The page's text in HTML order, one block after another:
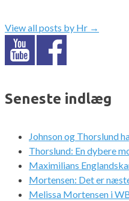
View all posts by Hr →
Seneste indlæg
Johnson og Thorslund
Thorslund: En dybere
Maximilians
Mortensen: Det er
Melissa Mortensen i